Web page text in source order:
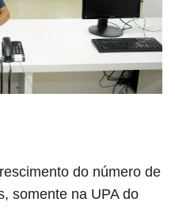
do número de
somente na UPA do